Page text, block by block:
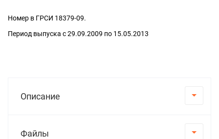
Номер в ГРСИ 18379-09.
Период выпуска с 29.09.2009 по 15.05.2013
Описание
Файлы